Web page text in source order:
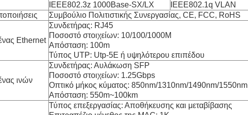
IEEE802.3z 1000Base-SX/LX
IEEE802.1q VLAN
Συμβούλιο Πολιτιστικής Συνεργασίας, CE, FCC, RoHS
Ethernet
Συνδετήρας: RJ45
Ποσοστό στοιχείων: 10/100/1000M
Απόσταση: 100m
Τύπος UTP: Utp-5E ή υψηλότερου επιπέδου
ινών
Συνδετήρας: Αυλάκωση SFP
Ποσοστό στοιχείων: 1.25Gbps
Οπτικό μήκος κύματος: 850nm/1310nm/1490nm/1550nm
Απόσταση: 550m~100km
Τύπος επεξεργασίας: Αποθήκευσης και μεταβίβασης